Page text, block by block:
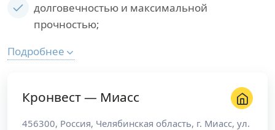
долговечностью и максимальной
прочностью;
Подробнее
Кронвест — Миасс
456300, Россия, Челябинская область, г. Миасс, ул.